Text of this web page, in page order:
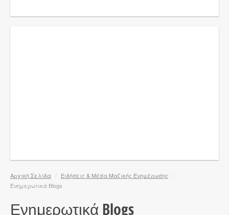
Αρχική Σελίδα / Ειδήσεις & Μέσα Μαζικής Ενημέρωσης /
Ενημερωτικά Blogs
Ενημερωτικά Blogs